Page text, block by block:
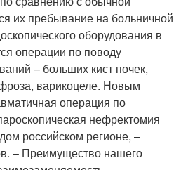
их пребывание на больничной
оборудования в
операции по поводу
– больших кист почек,
варикоцеле. Новым
операция по
нефректомия
российском регионе, –
– Преимущество нашего